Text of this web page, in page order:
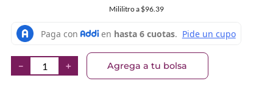
Mililitroa $96.39
＋
－ Agrega a tu bolsa